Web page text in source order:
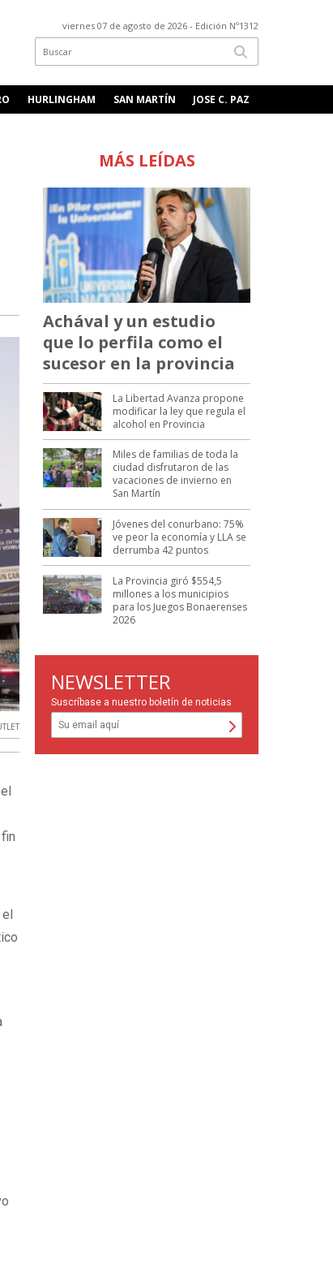
viernes 07 de agosto de 2026 - Edición Nº1312
HURLINGHAM SAN MARTÍN JOSE C. PAZ
MÁS LEÍDAS
Achával y un estudio
que lo perfila como el
sucesor en la provincia
La Libertad Avanza propone
modificar la ley que regula el
alcohol en Provincia
Miles de familias de toda la
ciudad disfrutaron de las
vacaciones de invierno en
San Martín
Jóvenes del conurbano: 75%
ve peor la economía y LLA se
derrumba 42 puntos
La Provincia giró $554,5
millones a los municipios
para los Juegos Bonaerenses
2026
NEWSLETTER
Suscríbase a nuestro boletín de noticias